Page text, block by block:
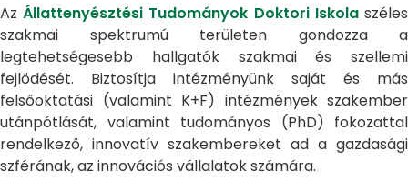
AzÁllattenyésztési Tudományok Doktori Iskolaszéles
szakmai spektrumú területen gondozza a
legtehetségesebb hallgatók szakmai és szellemi
fejlődését. Biztosítja intézményünk saját és más
felsőoktatási (valamint K+F) intézmények szakember
utánpótlását, valamint tudományos (PhD) fokozattal
rendelkező, innovatív szakembereket ad a gazdasági
szférának, az innovációs vállalatok számára.